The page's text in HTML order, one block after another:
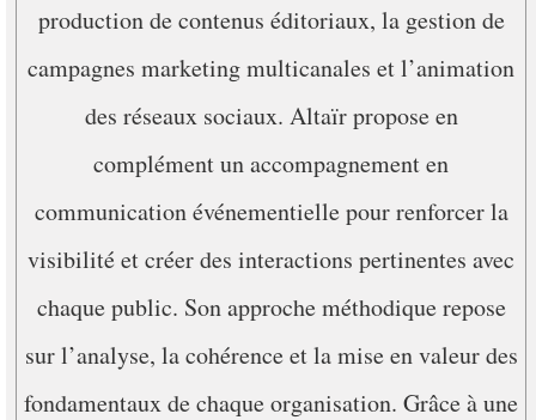
production de contenus éditoriaux, la gestion de
campagnes marketing multicanales et l’animation
des réseaux sociaux. Altaïr propose en
complément un accompagnement en
communication événementielle pour renforcer la
visibilité et créer des interactions pertinentes avec
chaque public. Son approche méthodique repose
sur l’analyse, la cohérence et la mise en valeur des
fondamentaux de chaque organisation. Grâce à une